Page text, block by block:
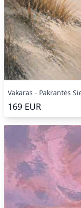
Vakaras - Pakrantės
169 EUR